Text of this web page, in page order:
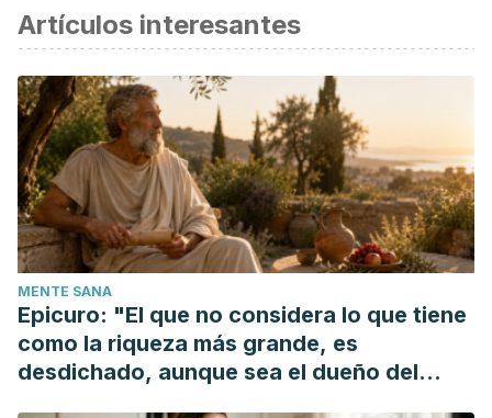
Artículos interesantes
MENTE SANA
Epicuro: "El que no considera lo que tiene
como la riqueza más grande, es
desdichado, aunque sea el dueño del